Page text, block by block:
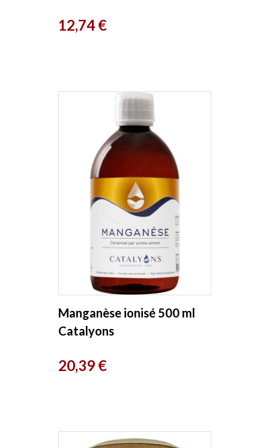
Prix
12,74 €
Manganèse ionisé 500 ml
Catalyons
Prix
20,39 €